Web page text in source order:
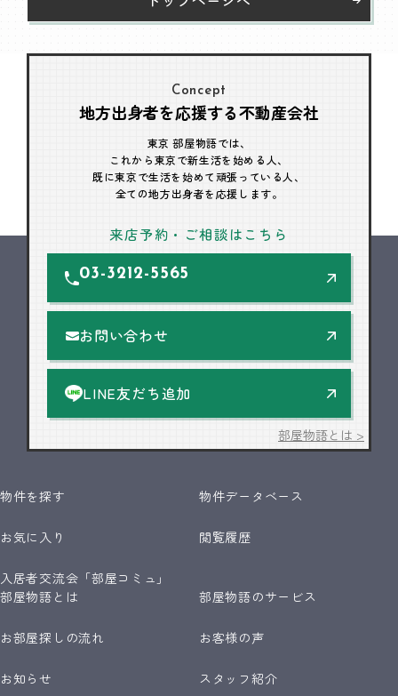
Concept
地方出身者を応援する不動産会社
東京 部屋物語では、
これから東京で新生活を始める人、
既に東京で生活を始めて頑張っている人、
全ての地方出身者を応援します。
来店予約・ご相談はこちら
03-3212-5565
お問い合わせ
LINE友だち追加
部屋物語とは >
物件を探す 物件データベース
お気に入り 閲覧履歴
入居者交流会「部屋コミュ」
部屋物語とは
部屋物語のサービス
お部屋探しの流れ お客様の声
お知らせ スタッフ紹介